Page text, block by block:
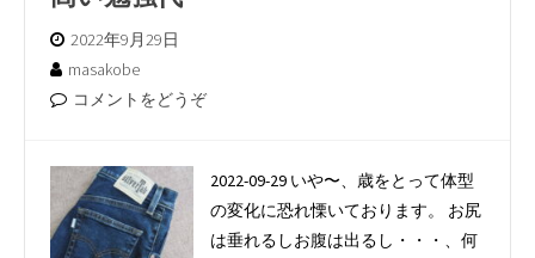
2022年9月29日
masakobe
コメントをどうぞ
2022-09-29 いや〜、歳をとって体型
の変化に恐れ慄いております。 お尻
は垂れるしお腹は出るし・・・、何